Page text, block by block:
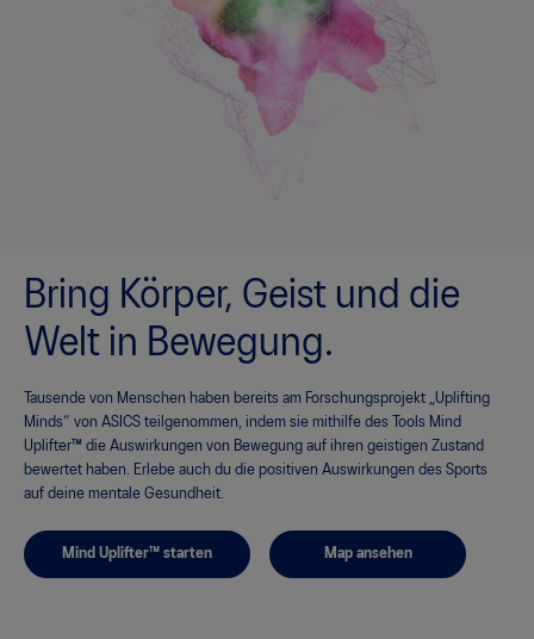
Bring Körper, Geist und die
Welt in Bewegung.
Tausende von Menschen haben bereits am Forschungsprojekt „Uplifting
Minds“ von ASICS teilgenommen, indem sie mithilfe des Tools Mind
Uplifter™ die Auswirkungen von Bewegung auf ihren geistigen Zustand
bewertet haben. Erlebe auch du die positiven Auswirkungen des Sports
auf deine mentale Gesundheit.
Mind Uplifter™ starten Map ansehen